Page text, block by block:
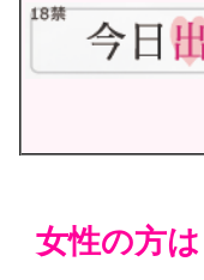
女性の方